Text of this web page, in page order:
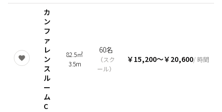
カ
ン
フ
ァ
レ
ン
ス
ル
ー
ム
C
82.5㎡
3.5m
60名
（スク
ール）
￥15,200〜￥20,600/ 時間